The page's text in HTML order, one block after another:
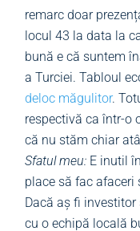
remarc doar
locul 43 la data la
bună e că suntem
a Turciei. Tabloul
deloc măgulitor.
respectivă ca într-o
că nu stăm chiar
Sfatul meu: E inutil
place să fac afaceri
Dacă aș fi
cu o echipă locală